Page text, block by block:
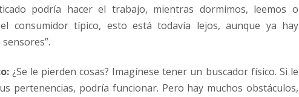
podría hacer el trabajo, mientras dormimos, leemos o
consumidor típico, esto está todavía lejos, aunque ya hay
¿Se le pierden cosas? Imagínese tener un buscador físico. Si le
pertenencias, podría funcionar. Pero hay muchos obstáculos,